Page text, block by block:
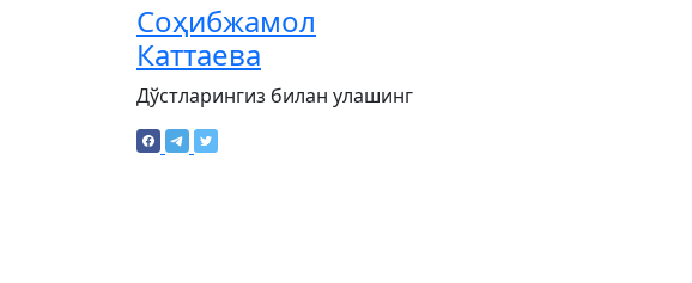
Соҳибжамол
Каттаева
Дўстларингиз билан улашинг